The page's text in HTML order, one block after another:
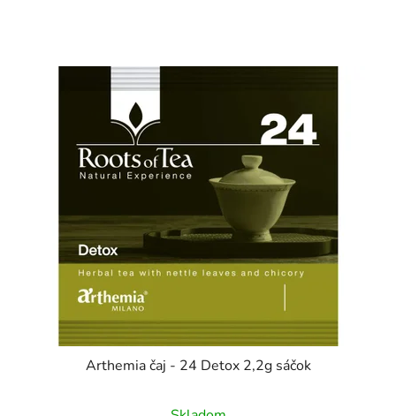
Arthemia čaj - 24 Detox 2,2g sáčok